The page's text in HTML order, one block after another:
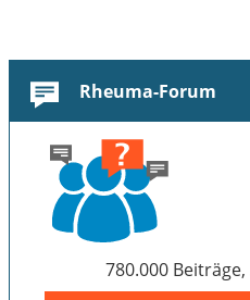
Rheuma-Forum
780.000